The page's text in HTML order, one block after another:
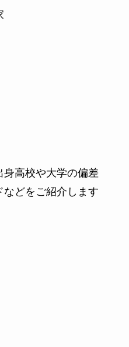
高校や大学の偏差
どをご紹介します